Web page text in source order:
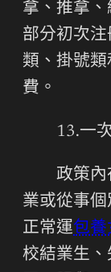
拿、推拿
部分初次
類、掛號
費。
13.一
政策內
業或從事
正常運包養
校結業生